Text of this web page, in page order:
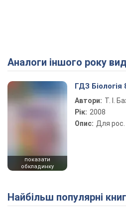
Аналоги іншого року
показати
обкладинку
ГДЗ Біологія
Автори: Т. І.
Рік: 2008
Опис: Для рос.
Найбільш популярні